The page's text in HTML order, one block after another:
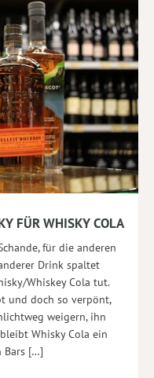
FÜR WHISKY COLA
für die anderen
Drink spaltet
Whiskey Cola tut.
und doch so verpönt,
weigern, ihn
Whisky Cola ein
Bars […]